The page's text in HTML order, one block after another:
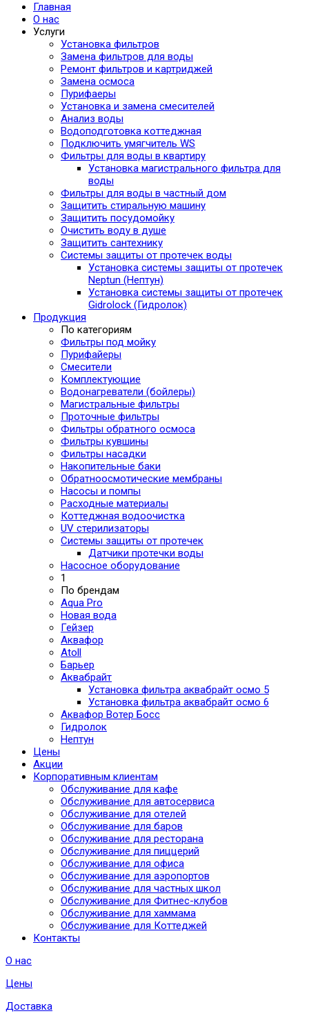
Главная
О нас
Услуги
Установка фильтров
Замена фильтров для воды
Ремонт фильтров и картриджей
Замена осмоса
Пурифаеры
Установка и замена смесителей
Анализ воды
Водоподготовка коттеджная
Подключить умягчитель WS
Фильтры для воды в квартиру
Установка магистрального фильтра для
воды
Фильтры для воды в частный дом
Защитить стиральную машину
Защитить посудомойку
Очистить воду в душе
Защитить сантехнику
Системы защиты от протечек воды
Установка системы защиты от протечек
Neptun (Нептун)
Установка системы защиты от протечек
Gidrolock (Гидролок)
Продукция
По категориям
Фильтры под мойку
Пурифайеры
Смесители
Комплектующие
Водонагреватели (бойлеры)
Магистральные фильтры
Проточные фильтры
Фильтры обратного осмоса
Фильтры кувшины
Фильтры насадки
Накопительные баки
Обратноосмотические мембраны
Насосы и помпы
Расходные материалы
Коттеджная водоочистка
UV стерилизаторы
Системы защиты от протечек
Датчики протечки воды
Насосное оборудование
1
По брендам
Aqua Pro
Новая вода
Гейзер
Аквафор
Atoll
Барьер
Аквабрайт
Установка фильтра аквабрайт осмо 5
Установка фильтра аквабрайт осмо 6
Аквафор Вотер Босс
Гидролок
Нептун
Цены
Акции
Корпоративным клиентам
Обслуживание для кафе
Обслуживание для автосервиса
Обслуживание для отелей
Обслуживание для баров
Обслуживание для ресторана
Обслуживание для пиццерий
Обслуживание для офиса
Обслуживание для аэропортов
Обслуживание для частных школ
Обслуживание для Фитнес-клубов
Обслуживание для хаммама
Обслуживание для Коттеджей
Контакты
О нас
Цены
Доставка